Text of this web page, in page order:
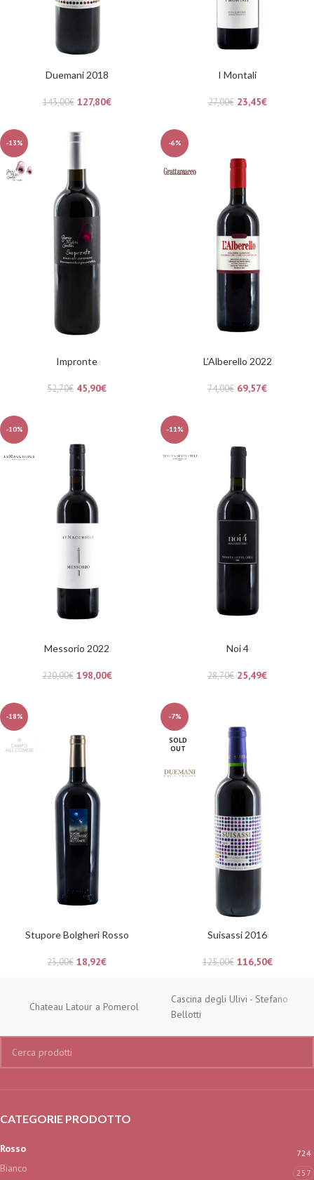
Duemani 2018
143,00€ 127,80€
I Montali
27,00€ 23,45€
-13%
Impronte
52,70€ 45,90€
-6%
L’Alberello 2022
74,00€ 69,57€
-10%
Messorio 2022
220,00€ 198,00€
-11%
Noi 4
28,70€ 25,49€
-18%
Stupore Bolgheri Rosso
23,00€ 18,92€
-7%
SOLD
OUT
Suisassi 2016
125,00€ 116,50€
Chateau Latour a Pomerol
Cascina degli Ulivi - Stefano
Bellotti
CATEGORIE PRODOTTO
Rosso 724
Bianco 257